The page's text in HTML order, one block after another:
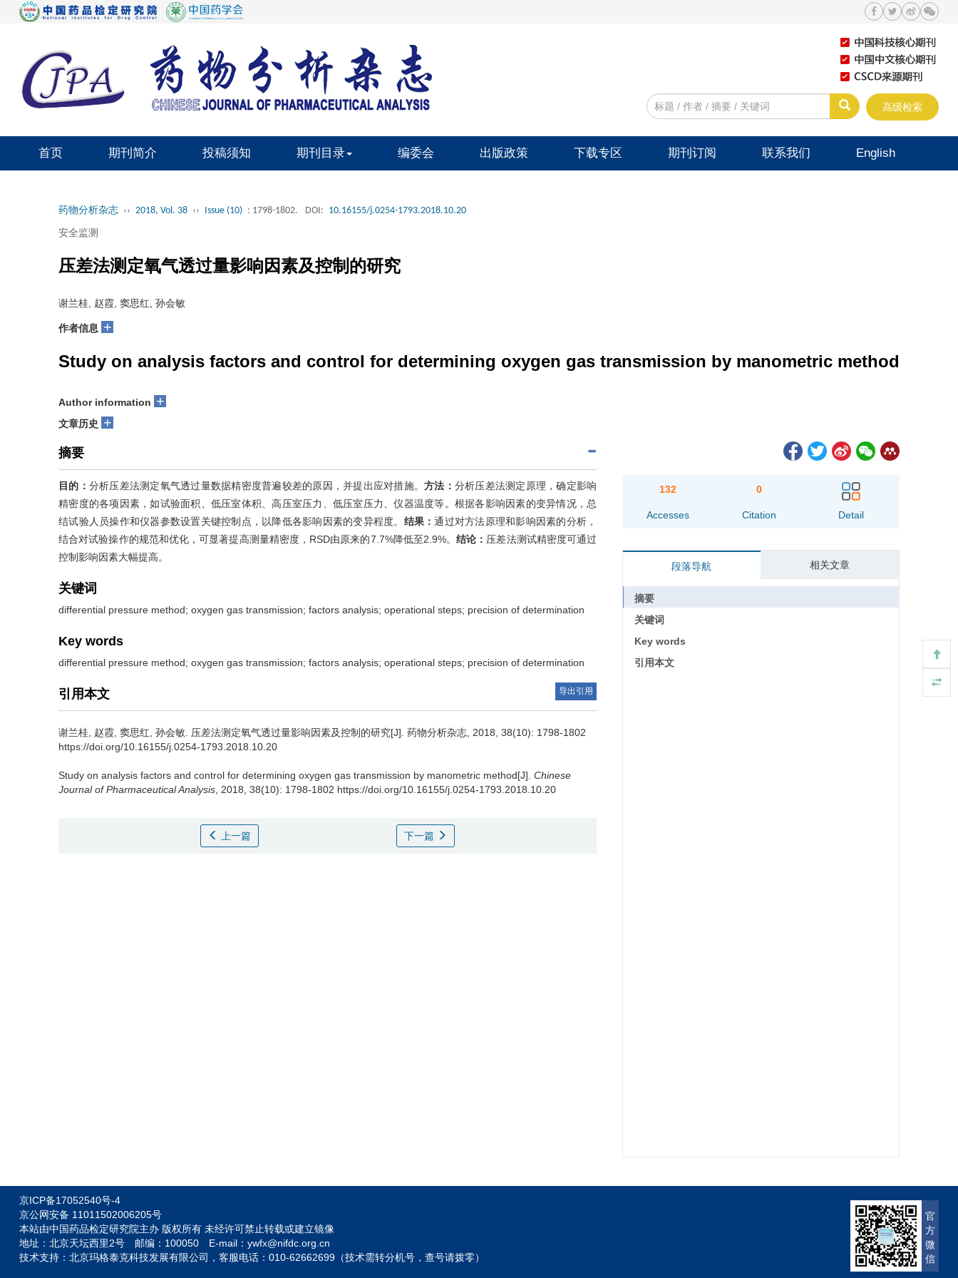
高级检索
首页 期刊简介 投稿须知 期刊目录 编委会 出版政策 下载专区 期刊订阅 联系我们 English
药物分析杂志 ›› 2018, Vol. 38 ›› Issue (10) : 1798-1802. DOI: 10.16155/j.0254-1793.2018.10.20
安全监测
压差法测定氧气透过量影响因素及控制的研究
谢兰桂, 赵霞, 窦思红, 孙会敏
作者信息 +
Study on analysis factors and control for determining oxygen gas transmission by manometric method
Author information +
文章历史 +
摘要
目的： 分析压差法测定氧气透过量数据精密度普遍较差的原因，并提出应对措施。方法： 分析压差法测定原理，确定影响
精密度的各项因素，如试验面积、低压室体积、高压室压力、低压室压力、仪器温度等。根据各影响因素的变异情况，总
结试验人员操作和仪器参数设置关键控制点，以降低各影响因素的变异程度。 结果：通过对方法原理和影响因素的分析，
结合对试验操作的规范和优化，可显著提高测量精密度，RSD由原来的7.7%降低至2.9%。结论： 压差法测试精密度可通过
控制影响因素大幅提高。
关键词
differential pressure method; oxygen gas transmission; factors analysis; operational steps; precision of determination
Key words
differential pressure method; oxygen gas transmission; factors analysis; operational steps; precision of determination
引用本文 导出引用
谢兰桂, 赵霞, 窦思红, 孙会敏. 压差法测定氧气透过量影响因素及控制的研究[J]. 药物分析杂志, 2018, 38(10): 1798-1802
https://doi.org/10.16155/j.0254-1793.2018.10.20
Study on analysis factors and control for determining oxygen gas transmission by manometric method[J]. Chinese
Journal of Pharmaceutical Analysis , 2018, 38(10): 1798-1802 https://doi.org/10.16155/j.0254-1793.2018.10.20
上一篇 下一篇
132
Accesses
0
Citation Detail
段落导航 相关文章
摘要
关键词
Key words
引用本文
官
方
微
信
京ICP备17052540号-4
京公网安备 11011502006205号
本站由中国药品检定研究院主办 版权所有 未经许可禁止转载或建立镜像
地址：北京天坛西里2号 邮编：100050 E-mail：ywfx@nifdc.org.cn
技术支持： 北京玛格泰克科技发展有限公司，客服电话：010-62662699（技术需转分机号，查号请拨零）